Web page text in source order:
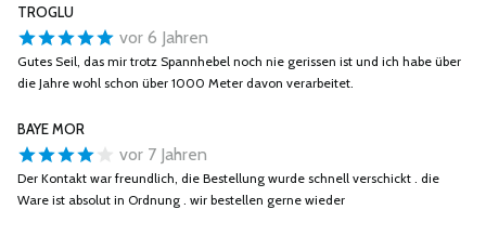
TROGLU
vor 6 Jahren
Gutes Seil, das mir trotz Spannhebel noch nie gerissen ist und ich habe über
die Jahre wohl schon über 1000 Meter davon verarbeitet.
BAYE MOR
vor 7 Jahren
Der Kontakt war freundlich, die Bestellung wurde schnell verschickt . die
Ware ist absolut in Ordnung . wir bestellen gerne wieder